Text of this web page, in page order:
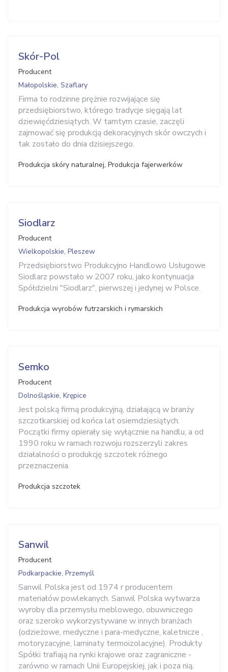
Skór-Pol
Producent
Małopolskie, Szaflary
Firma to rodzinne prężnie rozwijające się
przedsiębiorstwo, którego tradycje sięgają lat
dziewięćdziesiątych. W tamtym czasie, zaczęli
zajmować się produkcją dekoracyjnych skór owczych i
tak zostało do dnia dzisiejszego.
Produkcja skóry naturalnej, Produkcja fajerwerków
Siodlarz
Producent
Wielkopolskie, Pleszew
Przedsiębiorstwo Produkcyjno Handlowo Usługowe
Siodlarz powstało w 2007 roku, jako kontynuacja
Spółdzielni "Siodlarz", pierwszej i jedynej w Polsce.
Produkcja wyrobów futrzarskich i rymarskich
Semko
Producent
Dolnośląskie, Krępice
Jest polską firmą produkcyjną, działającą w branży
szczotkarskiej od końca lat osiemdziesiątych.
Początki firmy opierały się wyłącznie na handlu, a od
1990 roku w ramach rozwoju rozszerzyli zakres
działalności o produkcję szczotek różnego
przeznaczenia.
Produkcja szczotek
Sanwil
Producent
Podkarpackie, Przemyśl
Sanwil Polska jest od 1974 r producentem
materiałów powlekanych. Sanwil Polska wytwarza
wyroby dla przemysłu meblowego, obuwniczego
oraz szeroko wykorzystywane w innych branżach
(odzieżowe, medyczne i para-medyczne, kaletnicze ,
motoryzacyjne, laminaty termoizolacyjne). Produkty
Spółki trafiają na rynki krajowe oraz zagraniczne -
zarówno w ramach Unii Europejskiej, jak i poza nią.